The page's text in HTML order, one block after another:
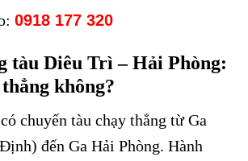
0918 177 320
tàu Diêu Trì – Hải Phòng:
không?
chuyến tàu chạy thẳng từ Ga
đến Ga Hải Phòng. Hành